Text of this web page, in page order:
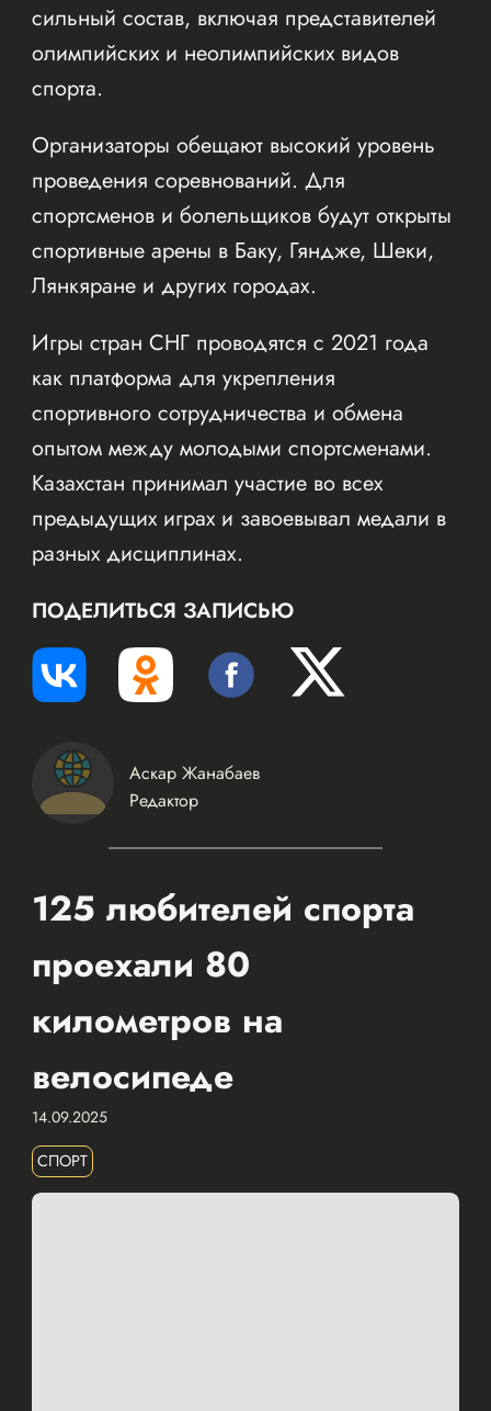
сильный состав, включая представителей
олимпийских и неолимпийских видов
спорта.
Организаторы обещают высокий уровень
проведения соревнований. Для
спортсменов и болельщиков будут открыты
спортивные арены в Баку, Гяндже, Шеки,
Лянкяране и других городах.
Игры стран СНГ проводятся с 2021 года
как платформа для укрепления
спортивного сотрудничества и обмена
опытом между молодыми спортсменами.
Казахстан принимал участие во всех
предыдущих играх и завоевывал медали в
разных дисциплинах.
ПОДЕЛИТЬСЯ ЗАПИСЬЮ
Аскар Жанабаев
Редактор
125 любителей спорта
проехали 80
километров на
велосипеде
14.09.2025
СПОРТ